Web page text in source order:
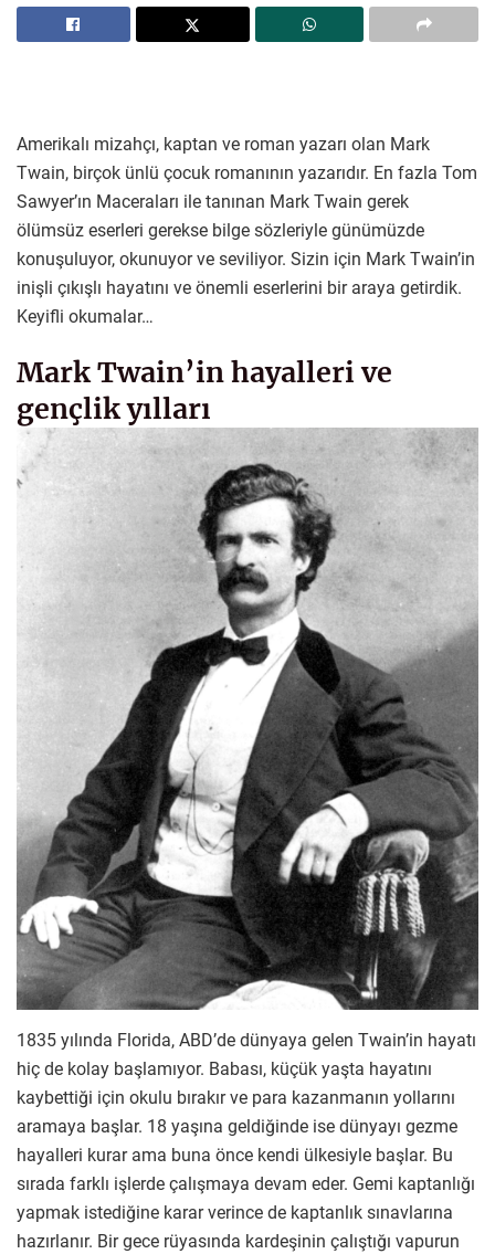
Amerikalı mizahçı, kaptan ve roman yazarı olan Mark
Twain, birçok ünlü çocuk romanının yazarıdır. En fazla Tom
Sawyer’ın Maceraları ile tanınan Mark Twain gerek
ölümsüz eserleri gerekse bilge sözleriyle günümüzde
konuşuluyor, okunuyor ve seviliyor. Sizin için Mark Twain’in
inişli çıkışlı hayatını ve önemli eserlerini bir araya getirdik.
Keyifli okumalar…
Mark Twain’in hayalleri ve
gençlik yılları
1835 yılında Florida, ABD’de dünyaya gelen Twain’in hayatı
hiç de kolay başlamıyor. Babası, küçük yaşta hayatını
kaybettiği için okulu bırakır ve para kazanmanın yollarını
aramaya başlar. 18 yaşına geldiğinde ise dünyayı gezme
hayalleri kurar ama buna önce kendi ülkesiyle başlar. Bu
sırada farklı işlerde çalışmaya devam eder. Gemi kaptanlığı
yapmak istediğine karar verince de kaptanlık sınavlarına
hazırlanır. Bir gece rüyasında kardeşinin çalıştığı vapurun